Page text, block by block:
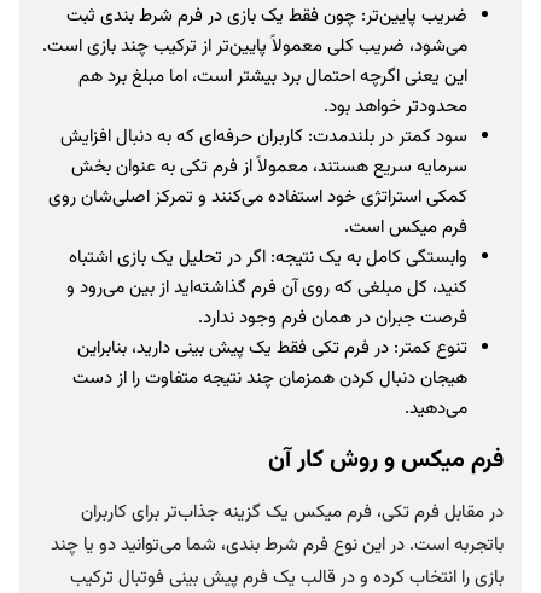
ضریب پایین‌تر: چون فقط یک بازی در فرم شرط بندی ثبت
می‌شود، ضریب کلی معمولاً پایین‌تر از ترکیب چند بازی است.
این یعنی اگرچه احتمال برد بیشتر است، اما مبلغ برد هم
محدودتر خواهد بود.
سود کمتر در بلندمدت: کاربران حرفه‌ای که به دنبال افزایش
سرمایه سریع هستند، معمولاً از فرم تکی به عنوان بخش
کمکی استراتژی خود استفاده می‌کنند و تمرکز اصلی‌شان روی
فرم میکس است.
وابستگی کامل به یک نتیجه: اگر در تحلیل یک بازی اشتباه
کنید، کل مبلغی که روی آن فرم گذاشته‌اید از بین می‌رود و
فرصت جبران در همان فرم وجود ندارد.
تنوع کمتر: در فرم تکی فقط یک پیش بینی دارید، بنابراین
هیجان دنبال کردن همزمان چند نتیجه متفاوت را از دست
می‌دهید.
فرم میکس و روش کار آن
در مقابل فرم تکی، فرم میکس یک گزینه جذاب‌تر برای کاربران
باتجربه است. در این نوع فرم شرط بندی، شما می‌توانید دو یا چند
بازی را انتخاب کرده و در قالب یک فرم پیش بینی فوتبال ترکیب